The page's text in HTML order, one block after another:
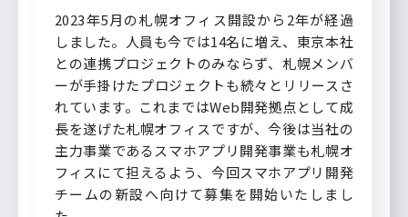
2023年5月の札幌オフィス開設から2年が経過
しました。人員も今では14名に増え、東京本社
との連携プロジェクトのみならず、札幌メンバ
ーが手掛けたプロジェクトも続々とリリースさ
れています。これまではWeb開発拠点として成
長を遂げた札幌オフィスですが、今後は当社の
主力事業であるスマホアプリ開発事業も札幌オ
フィスにて担えるよう、今回スマホアプリ開発
チームの新設へ向けて募集を開始いたしまし